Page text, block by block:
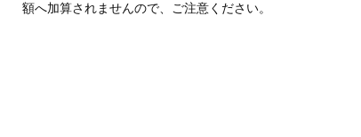
額へ加算されませんので、ご注意ください。